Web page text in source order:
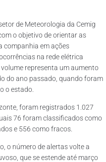
de Meteorologia da Cemig
o objetivo de orientar as
companhia em ações
na rede elétrica
representa um aumento
do ano passado, quando foram
o estado.
foram registrados 1.027
76 foram classificados como
e 556 como fracos.
o número de alertas volte a
que se estende até março